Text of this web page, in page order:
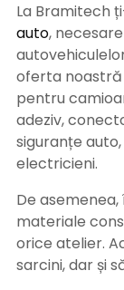
La Bramitech
auto,
oferta noastră
pentru
adeziv,
siguranțe
electricieni.
De
materiale
orice atelier.
sarcini, dar și